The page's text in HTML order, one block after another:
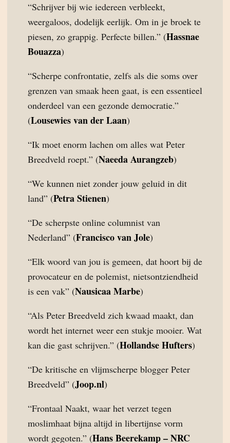
“Schrijver bij wie iedereen verbleekt,
weergaloos, dodelijk eerlijk. Om in je broek te
piesen, zo grappig. Perfecte billen.” (Hassnae
Bouazza)
“Scherpe confrontatie, zelfs als die soms over
grenzen van smaak heen gaat, is een essentieel
onderdeel van een gezonde democratie.”
(Lousewies van der Laan)
“Ik moet enorm lachen om alles wat Peter
Breedveld roept.” (Naeeda Aurangzeb)
“We kunnen niet zonder jouw geluid in dit
land” (Petra Stienen)
“De scherpste online columnist van
Nederland” (Francisco van Jole)
“Elk woord van jou is gemeen, dat hoort bij de
provocateur en de polemist, nietsontziendheid
is een vak” (Nausicaa Marbe)
“Als Peter Breedveld zich kwaad maakt, dan
wordt het internet weer een stukje mooier. Wat
kan die gast schrijven.” (Hollandse Hufters)
“De kritische en vlijmscherpe blogger Peter
Breedveld” (Joop.nl)
“Frontaal Naakt, waar het verzet tegen
moslimhaat bijna altijd in libertijnse vorm
wordt gegoten.” (Hans Beerekamp – NRC